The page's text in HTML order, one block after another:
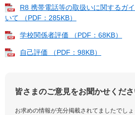
R8 携帯電話等の取扱いに関するガ
いて （PDF：285KB）
学校関係者評価 （PDF：68KB）
自己評価 （PDF：98KB）
皆さまのご意見をお聞かせくだ
お求めの情報が充分掲載されてましたでしょ